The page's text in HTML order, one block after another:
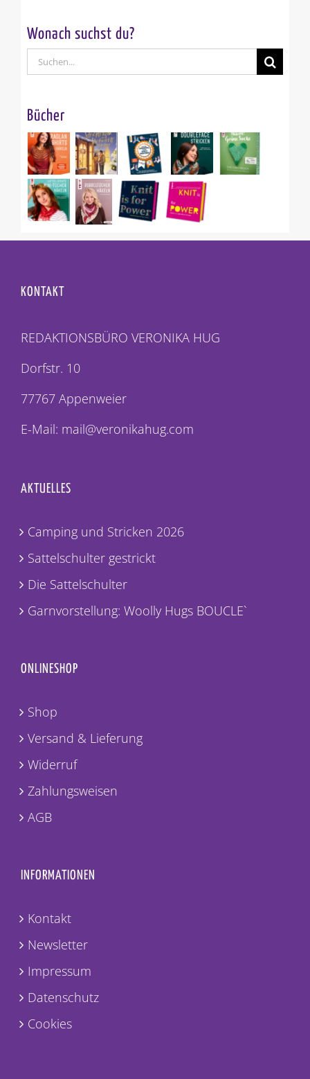
Wonach suchst du?
Suche
nach:
Bücher
KONTAKT
REDAKTIONSBÜRO VERONIKA HUG
Dorfstr. 10
77767 Appenweier
E-Mail: mail@veronikahug.com
AKTUELLES
Camping und Stricken 2026
Sattelschulter gestrickt
Die Sattelschulter
Garnvorstellung: Woolly Hugs BOUCLE`
ONLINESHOP
Shop
Versand & Lieferung
Widerruf
Zahlungsweisen
AGB
INFORMATIONEN
Kontakt
Newsletter
Impressum
Datenschutz
Cookies